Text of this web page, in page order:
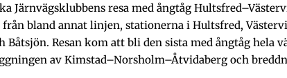
Järnvägsklubbens resa med ångtåg
från bland annat linjen, stationerna i Hultsfred,
Båtsjön. Resan kom att bli den sista med ångtåg hela
av Kimstad–Norsholm–Åtvidaberg och